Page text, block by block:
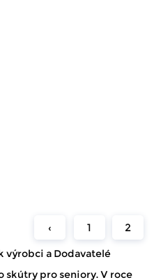
‹ 1 2
výrobci a Dodavatelé
skútry pro seniory. V roce